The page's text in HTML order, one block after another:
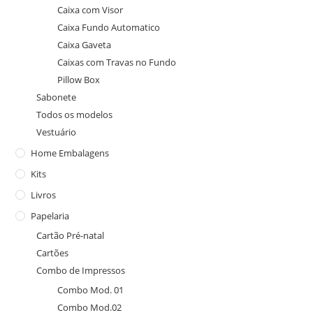
Caixa com Visor
Caixa Fundo Automatico
Caixa Gaveta
Caixas com Travas no Fundo
Pillow Box
Sabonete
Todos os modelos
Vestuário
Home Embalagens
Kits
Livros
Papelaria
Cartão Pré-natal
Cartões
Combo de Impressos
Combo Mod. 01
Combo Mod.02